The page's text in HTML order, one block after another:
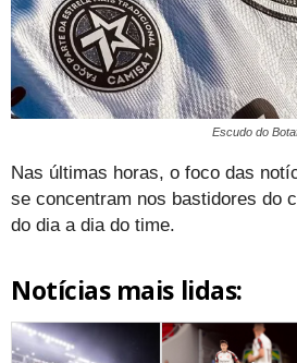
Escudo do
Nas últimas horas, o foco das
se concentram nos bastidores do
do dia a dia do time.
Notícias mais lidas: